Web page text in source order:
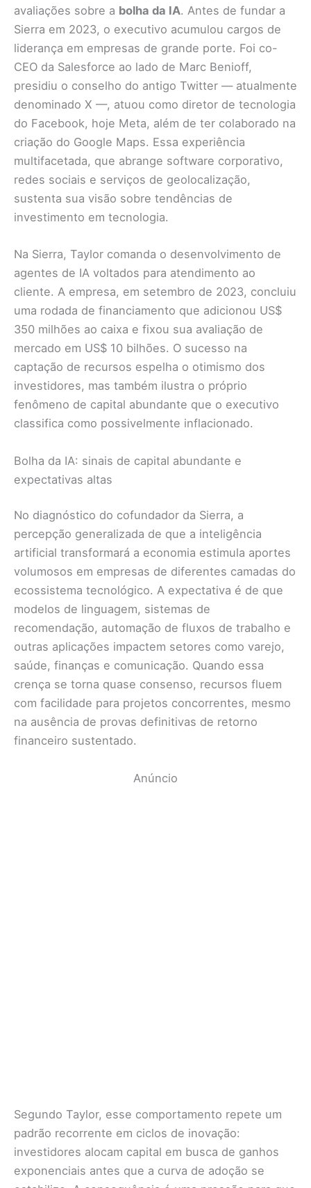
avaliações sobre a bolha da IA. Antes de fundar a
Sierra em 2023, o executivo acumulou cargos de
liderança em empresas de grande porte. Foi co-
CEO da Salesforce ao lado de Marc Benioff,
presidiu o conselho do antigo Twitter — atualmente
denominado X —, atuou como diretor de tecnologia
do Facebook, hoje Meta, além de ter colaborado na
criação do Google Maps. Essa experiência
multifacetada, que abrange software corporativo,
redes sociais e serviços de geolocalização,
sustenta sua visão sobre tendências de
investimento em tecnologia.
Na Sierra, Taylor comanda o desenvolvimento de
agentes de IA voltados para atendimento ao
cliente. A empresa, em setembro de 2023, concluiu
uma rodada de financiamento que adicionou US$
350 milhões ao caixa e fixou sua avaliação de
mercado em US$ 10 bilhões. O sucesso na
captação de recursos espelha o otimismo dos
investidores, mas também ilustra o próprio
fenômeno de capital abundante que o executivo
classifica como possivelmente inflacionado.
Bolha da IA: sinais de capital abundante e
expectativas altas
No diagnóstico do cofundador da Sierra, a
percepção generalizada de que a inteligência
artificial transformará a economia estimula aportes
volumosos em empresas de diferentes camadas do
ecossistema tecnológico. A expectativa é de que
modelos de linguagem, sistemas de
recomendação, automação de fluxos de trabalho e
outras aplicações impactem setores como varejo,
saúde, finanças e comunicação. Quando essa
crença se torna quase consenso, recursos fluem
com facilidade para projetos concorrentes, mesmo
na ausência de provas definitivas de retorno
financeiro sustentado.
Anúncio
Segundo Taylor, esse comportamento repete um
padrão recorrente em ciclos de inovação:
investidores alocam capital em busca de ganhos
exponenciais antes que a curva de adoção se